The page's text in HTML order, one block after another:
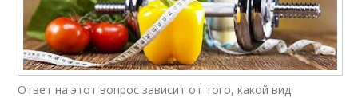
Ответ на этот вопрос зависит от того, какой вид